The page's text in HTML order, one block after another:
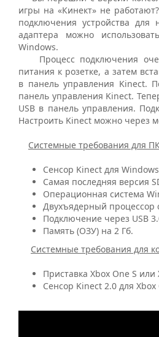
игры на «Кинект» не
подключения устройства
адаптера можно
Windows.
Процесс подключения
питания к розетке, а затем
в панель управления Kinect.
панель управления Kinect.
USB в панель управления.
Настроить Kinect можно через
Системные требования для
Сенсор Kinect для
Самая последняя версия
Операционная система
Двухъядерный процессор
Подключение через USB
Память (ОЗУ) на 2 Гб.
Системные требования для
Приставка Xbox One S или
Сенсор Kinect 2.0 для Xbox